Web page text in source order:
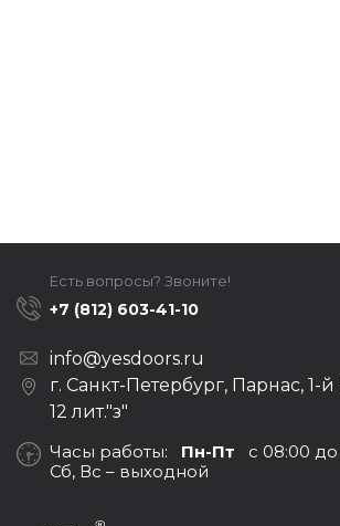
Есть вопросы? Звоните!
+7 (812) 603-41-10
info@yesdoors.ru
г. Санкт-Петербург, Парнас, 1-
12 лит."з"
Часы работы: Пн-Пт с 08:00
Сб, Вс – выходной